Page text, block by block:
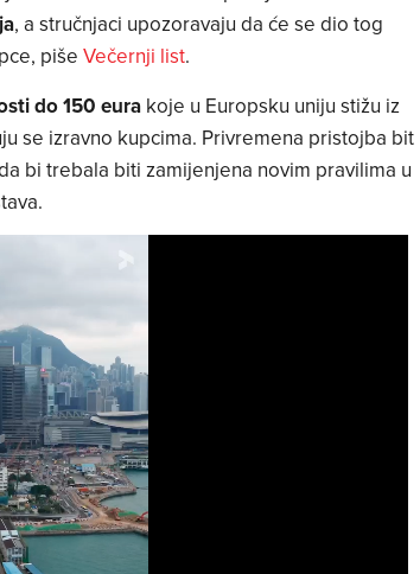
, a stručnjaci upozoravaju da će se dio tog
piše Večernji list.
do 150 eurakoje u Europsku uniju stižu iz
se izravno kupcima. Privremena pristojba bit
bi trebala biti zamijenjena novim pravilima u